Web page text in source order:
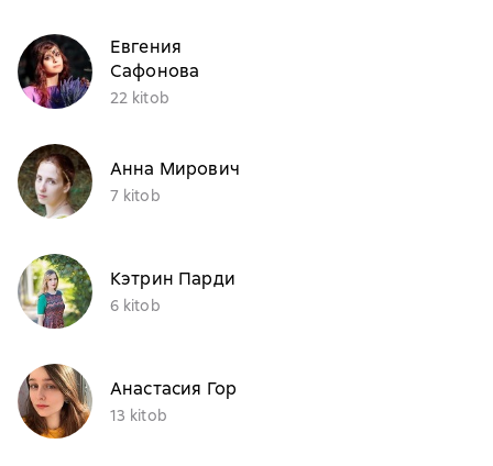
Евгения
Сафонова
22 kitob
Анна Мирович
7 kitob
Кэтрин Парди
6 kitob
Анастасия Гор
13 kitob